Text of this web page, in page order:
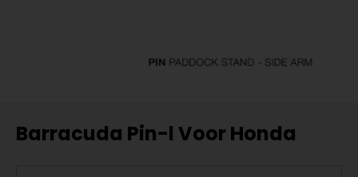
Barracuda Pin-l Voor Honda